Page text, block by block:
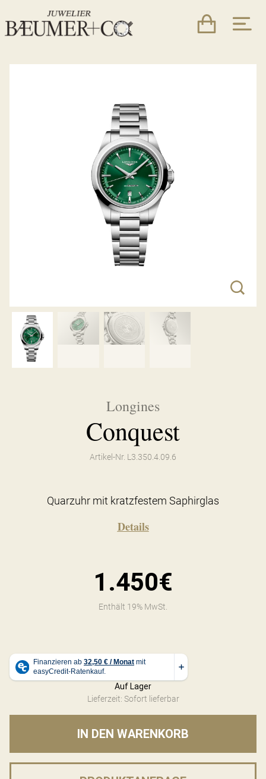
Longines
Conquest
Artikel-Nr. L3.350.4.09.6
Quarzuhr mit kratzfestem Saphirglas
Details
1.450€
Enthält 19% MwSt.
Auf Lager
Lieferzeit: Sofort lieferbar
IN DEN WARENKORB